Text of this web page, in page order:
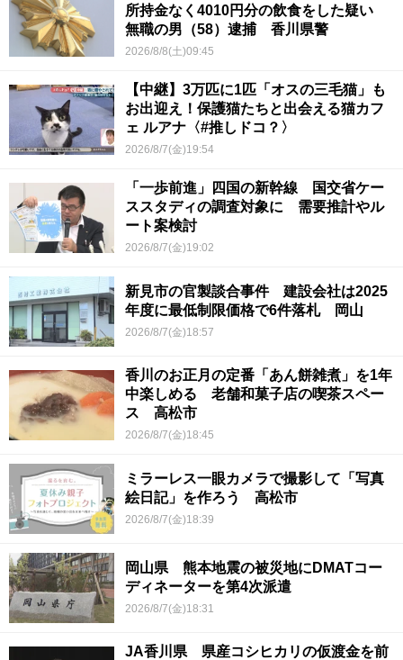
所持金なく4010円分の飲食をした疑い
無職の男（58）逮捕 香川県警
2026/8/8(土)09:45
【中継】3万匹に1匹「オスの三毛猫」も
お出迎え！保護猫たちと出会える猫カフ
ェ ルアナ〈#推しドコ？〉
2026/8/7(金)19:54
「一歩前進」四国の新幹線 国交省ケー
ススタディの調査対象に 需要推計やル
ート案検討
2026/8/7(金)19:02
新見市の官製談合事件 建設会社は2025
年度に最低制限価格で6件落札 岡山
2026/8/7(金)18:57
香川のお正月の定番「あん餅雑煮」を1年
中楽しめる 老舗和菓子店の喫茶スペー
ス 高松市
2026/8/7(金)18:45
ミラーレス一眼カメラで撮影して「写真
絵日記」を作ろう 高松市
2026/8/7(金)18:39
岡山県 熊本地震の被災地にDMATコー
ディネーターを第4次派遣
2026/8/7(金)18:31
JA香川県 県産コシヒカリの仮渡金を前